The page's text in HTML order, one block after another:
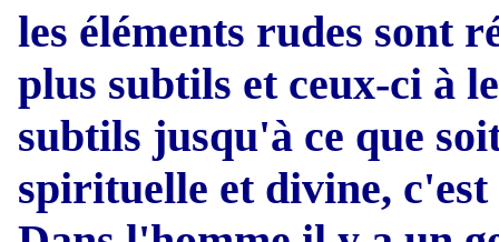
les éléments rudes sont
plus subtils et ceux-ci à
subtils jusqu'à ce que
spirituelle et divine,